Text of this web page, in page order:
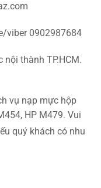
viber 0902987684
thành TP.HCM.
vụ nạp mực hộp
HP M479. Vui
quý khách có nhu